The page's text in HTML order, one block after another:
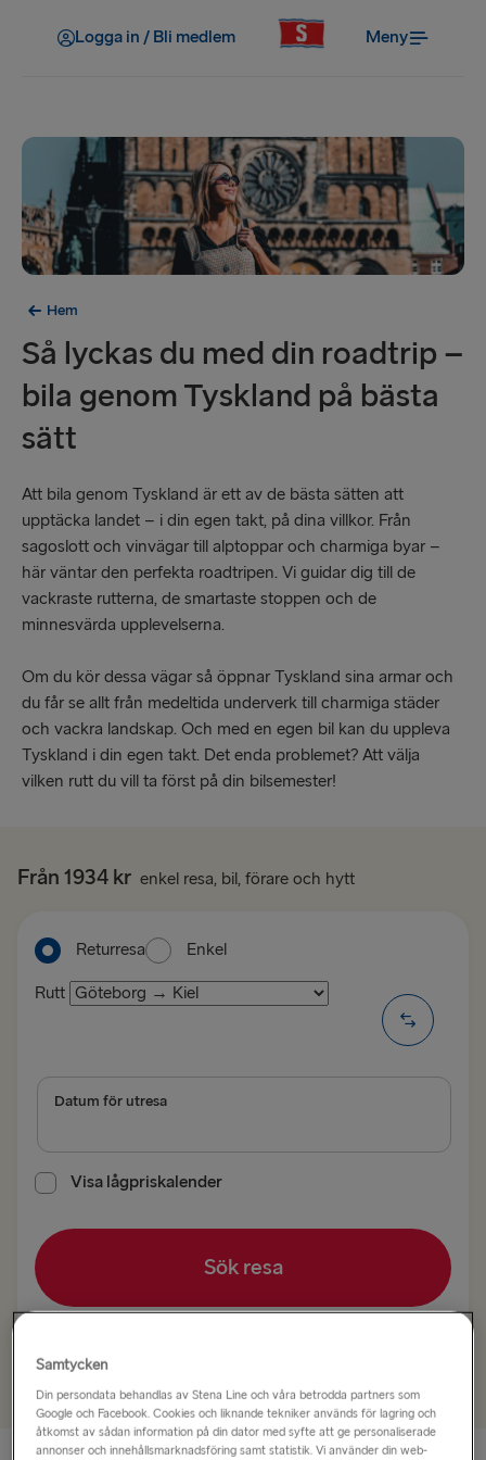
Logga in / Bli medlem Meny
Hem
Så lyckas du med din roadtrip –
bila genom Tyskland på bästa
sätt
Att bila genom Tyskland är ett av de bästa sätten att
upptäcka landet – i din egen takt, på dina villkor. Från
sagoslott och vinvägar till alptoppar och charmiga byar –
här väntar den perfekta roadtripen. Vi guidar dig till de
vackraste rutterna, de smartaste stoppen och de
minnesvärda upplevelserna.
Om du kör dessa vägar så öppnar Tyskland sina armar och
du får se allt från medeltida underverk till charmiga städer
och vackra landskap. Och med en egen bil kan du uppleva
Tyskland i din egen takt. Det enda problemet? Att välja
vilken rutt du vill ta först på din bilsemester!
Från 1934 kr enkel resa, bil, förare och hytt
Returresa Enkel
Rutt
Datum för utresa
Visa lågpriskalender
Sök resa
Samtycken
Din persondata behandlas av Stena Line och våra betrodda partners som
Google och Facebook. Cookies och liknande tekniker används för lagring och
åtkomst av sådan information på din dator med syfte att ge personaliserade
annonser och innehållsmarknadsföring samt statistik. Vi använder din web-